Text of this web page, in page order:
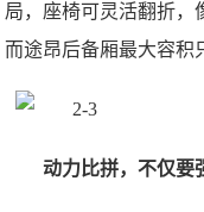
局，座椅可灵活翻折，
而途昂后备厢最大容积
动力比拼，不仅要